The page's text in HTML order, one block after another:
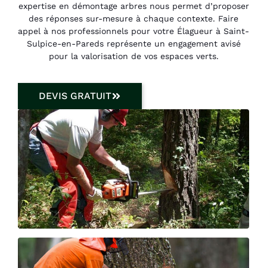
expertise en démontage arbres nous permet d’proposer
des réponses sur-mesure à chaque contexte. Faire
appel à nos professionnels pour votre Élagueur à Saint-
Sulpice-en-Pareds représente un engagement avisé
pour la valorisation de vos espaces verts.
DEVIS GRATUIT